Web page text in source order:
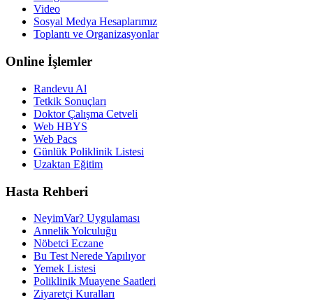
Video
Sosyal Medya Hesaplarımız
Toplantı ve Organizasyonlar
Online İşlemler
Randevu Al
Tetkik Sonuçları
Doktor Çalışma Cetveli
Web HBYS
Web Pacs
Günlük Poliklinik Listesi
Uzaktan Eğitim
Hasta Rehberi
NeyimVar? Uygulaması
Annelik Yolculuğu
Nöbetci Eczane
Bu Test Nerede Yapılıyor
Yemek Listesi
Poliklinik Muayene Saatleri
Ziyaretçi Kuralları